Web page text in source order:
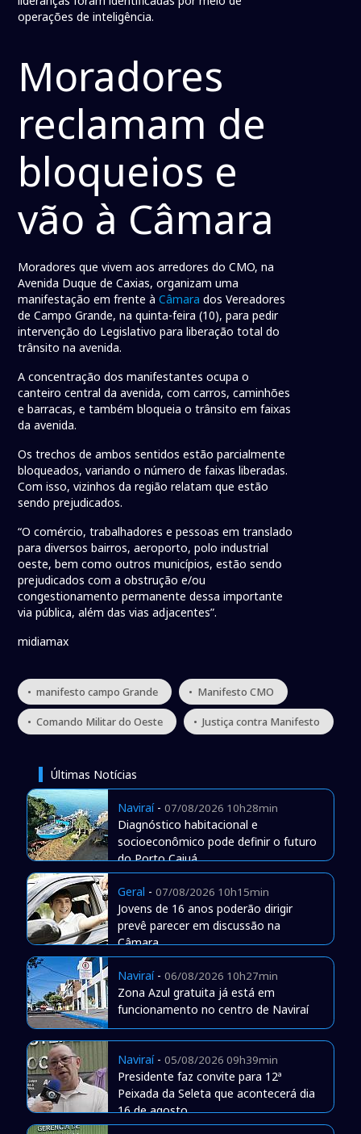
operações de inteligência.
Moradores
reclamam de
bloqueios e
vão à Câmara
Moradores que vivem aos arredores do CMO, na
Avenida Duque de Caxias, organizam uma
manifestação em frente àCâmara dos Vereadores
de Campo Grande, na quinta-feira (10), para pedir
intervenção do Legislativo para liberação total do
trânsito na avenida.
A concentração dos manifestantes ocupa o
canteiro central da avenida, com carros, caminhões
e barracas, e também bloqueia o trânsito em faixas
da avenida.
Os trechos de ambos sentidos estão parcialmente
bloqueados, variando o número de faixas liberadas.
Com isso, vizinhos da região relatam que estão
sendo prejudicados.
“O comércio, trabalhadores e pessoas em translado
para diversos bairros, aeroporto, polo industrial
oeste, bem como outros municípios, estão sendo
prejudicados com a obstrução e/ou
congestionamento permanente dessa importante
via pública, além das vias adjacentes”.
midiamax
• manifesto campo Grande • Manifesto CMO
• Comando Militar do Oeste • Justiça contra Manifesto
Últimas Notícias
Naviraí- 07/08/2026 10h28min
Diagnóstico habitacional e
socioeconômico pode definir o futuro
do Porto Caiuá
Geral - 07/08/2026 10h15min
Jovens de 16 anos poderão dirigir
prevê parecer em discussão na
Câmara
Naviraí- 06/08/2026 10h27min
Zona Azul gratuita já está em
funcionamento no centro de Naviraí
Naviraí- 05/08/2026 09h39min
Presidente faz convite para 12ª
Peixada da Seleta que acontecerá dia
16 de agosto